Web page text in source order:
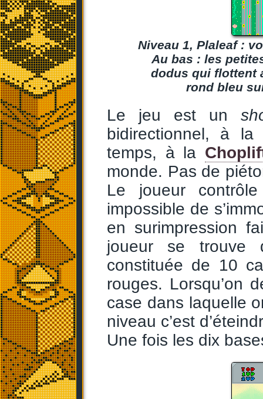
Niveau 1, Plaleaf :
Au bas : les
dodus qui flottent
rond bleu
Le jeu est un
bidirectionnel, à
temps, à la
monde. Pas de
Le joueur
impossible de
en surimpression
joueur se trouve
constituée de 10
rouges. Lorsqu’on
case dans laquelle
niveau c’est
Une fois les dix